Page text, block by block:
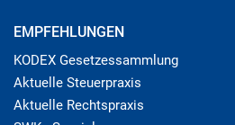
EMPFEHLUNGEN
KODEX Gesetzessammlung
Aktuelle Steuerpraxis
Aktuelle Rechtspraxis